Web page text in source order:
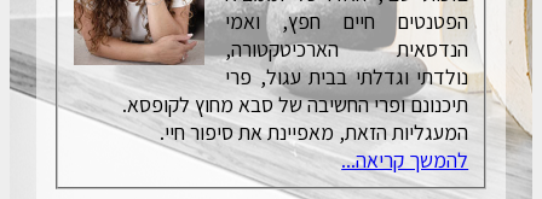
הפטנטים חיים חפץ, ואמי
הנדסאית הארכיטקטורה,
נולדתי וגדלתי בבית עגול, פרי
תיכנונם ופרי החשיבה של סבא מחוץ לקופסא.
המעגליות הזאת, מאפיינת את סיפור חיי.
להמשך קריאה...